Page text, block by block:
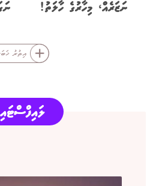
ނަޒަރެއް، މިހާރުގެ ހާލަތު!
އިތުރު